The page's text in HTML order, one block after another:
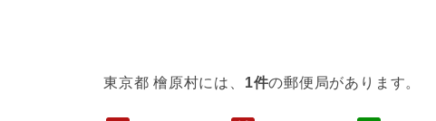
東京都 檜原村には、 1件の郵便局があります。